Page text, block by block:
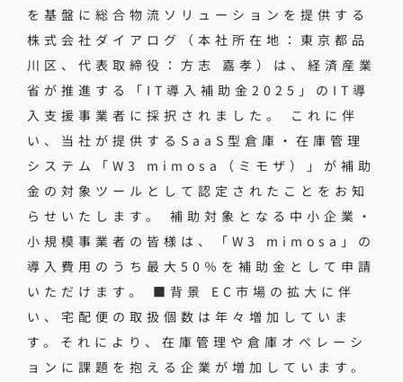
を基盤に総合物流ソリューションを提供する
株式会社ダイアログ（本社所在地：東京都品
川区、代表取締役：方志 嘉孝）は、経済産業
省が推進する「IT導入補助金2025」のIT導
入支援事業者に採択されました。 これに伴
い、当社が提供するSaaS型倉庫・在庫管理
システム「W3 mimosa（ミモザ）」が補助
金の対象ツールとして認定されたことをお知
らせいたします。 補助対象となる中小企業・
小規模事業者の皆様は、「W3 mimosa」の
導入費用のうち最大50％を補助金として申請
いただけます。 ■背景 EC市場の拡大に伴
い、宅配便の取扱個数は年々増加していま
す。それにより、在庫管理や倉庫オペレーシ
ョンに課題を抱える企業が増加しています。